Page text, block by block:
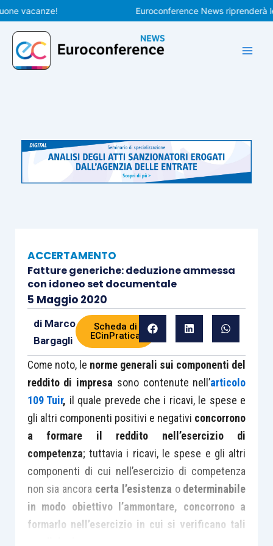
Vai
al
contenuto
Euroconference News riprenderà le
ACCERTAMENTO
Fatture generiche: deduzione ammessa
con idoneo set documentale
5 Maggio 2020
di Marco
Bargagli
Scheda di
ECinPratica
Come noto, le norme generali sui componenti del
reddito di impresa sono contenute nell’articolo
109 Tuir, il quale prevede che i ricavi, le spese e
gli altri componenti positivi e negativi concorrono
a formare il reddito nell’esercizio di
competenza; tuttavia i ricavi, le spese e gli altri
componenti di cui nell’esercizio di competenza
non sia ancora certa l’esistenza o determinabile
in modo obiettivo l’ammontare, concorrono a
formarlo nell’esercizio in cui si verificano tali